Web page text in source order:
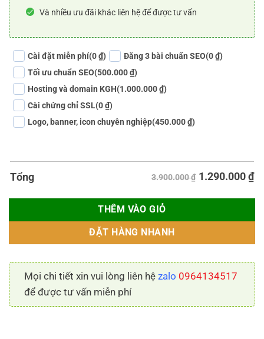
Và nhiều ưu đãi khác liên hệ để được tư vấn
Cài đặt miễn phí(0 ₫) Đăng 3 bài chuẩn SEO(0 ₫)
Tối ưu chuẩn SEO(500.000 ₫)
Hosting và domain KGH(1.000.000 ₫)
Cài chứng chỉ SSL(0 ₫)
Logo, banner, icon chuyên nghiệp(450.000 ₫)
Tổng 3.900.000 ₫ 1.290.000₫
THÊM VÀO GIỎ
ĐẶT HÀNG NHANH
Mọi chi tiết xin vui lòng liên hệ zalo 0964134517
để được tư vấn miễn phí